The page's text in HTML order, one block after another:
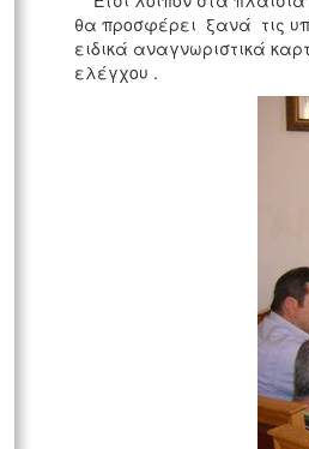
θα προσφέρει ξανά τις
ειδικά αναγνωριστικά
ελέγχου .